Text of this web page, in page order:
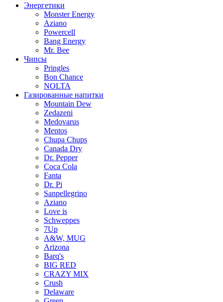
Энергетики
Monster Energy
Aziano
Powercell
Bang Energy
Mr. Bee
Чипсы
Pringles
Bon Chance
NOLTA
Газированные напитки
Mountain Dew
Zedazeni
Medovarus
Mentos
Chupa Chups
Canada Dry
Dr. Pepper
Coca Cola
Fanta
Dr. Pi
Sanpellegrino
Aziano
Love is
Schweppes
7Up
A&W, MUG
Arizona
Barq's
BIG RED
CRAZY MIX
Crush
Delaware